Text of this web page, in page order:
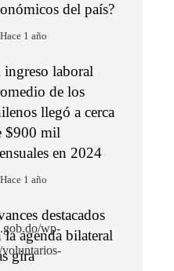
del país?
Hace 1 año
ingreso laboral
de los
llegó a cerca
$900 mil
en 2024
Hace 1 año
destacados
la agenda bilateral
gira